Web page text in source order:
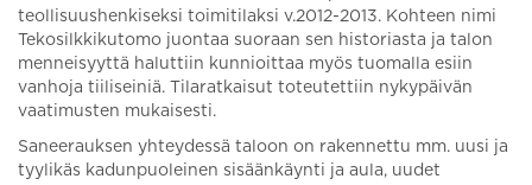
teollisuushenkiseksi toimitilaksi v.2012-2013. Kohteen nimi
Tekosilkkikutomo juontaa suoraan sen historiasta ja talon
menneisyyttä haluttiin kunnioittaa myös tuomalla esiin
vanhoja tiiliseiniä. Tilaratkaisut toteutettiin nykypäivän
vaatimusten mukaisesti.
Saneerauksen yhteydessä taloon on rakennettu mm. uusi ja
tyylikäs kadunpuoleinen sisäänkäynti ja aula, uudet